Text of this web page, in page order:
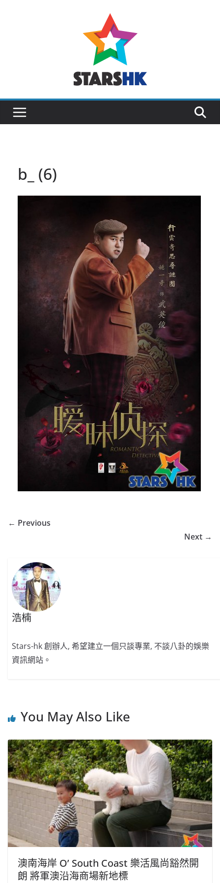
b_ (6)
← Previous
Next →
浩楠
Stars-hk 創辦人, 希望建立一個只談專業, 不談八卦的娛樂
資訊網站。
You May Also Like
澳南海岸 O’ South Coast 樂活風尚豁然開
朗 將軍澳沿海商場新地標